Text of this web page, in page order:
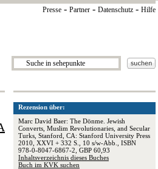
Presse - Partner - Datenschutz - Hilfe
Rezension über:
Marc David Baer: The Dönme. Jewish
Converts, Muslim Revolutionaries, and Secular
Turks, Stanford, CA: Stanford University Press
2010, XXVI + 332 S., 10 s/w-Abb., ISBN
978-0-8047-6867-2, GBP 60,93
Inhaltsverzeichnis dieses Buches
Buch im KVK suchen